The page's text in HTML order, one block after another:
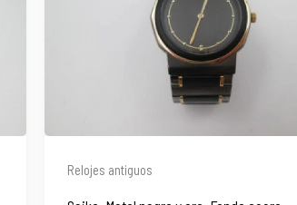
Relojes antiguos